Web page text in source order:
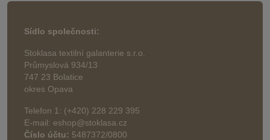
Sídlo společnosti:
Stoklasa textilní galanterie s.r.o.
Průmyslová 934/13
747 23 Bolatice
okres Opava
Telefon 1: (+420) 228 229 395
E-mail: eshop@stoklasa.cz
Číslo účtu: 5487372/0800